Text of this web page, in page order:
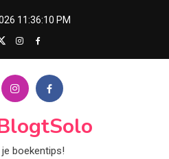
11:36:11 PM
boekentips!